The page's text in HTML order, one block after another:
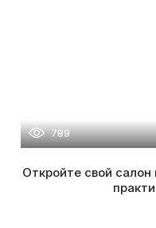
789
Откройте свой